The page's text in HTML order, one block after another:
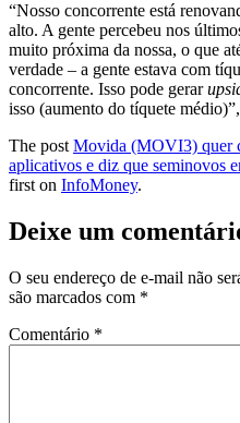
“Nosso concorrente está
alto. A gente percebeu nos
muito próxima da nossa, o que
verdade – a gente estava com
concorrente. Isso pode gerar
isso (aumento do tíquete
The postMovida (MOVI3) quer
aplicativos e diz que seminovos
first on InfoMoney.
Deixe um
O seu endereço de e-mail não
são marcados com *
Comentário *